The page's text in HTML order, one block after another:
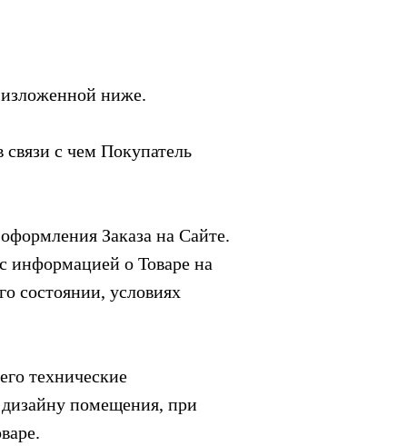
изложенной ниже.
с чем Покупатель
Заказа на Сайте.
информацией о Товаре на
состоянии, условиях
технические
дизайну помещения, при